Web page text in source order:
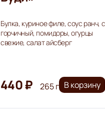
Булка, куриное филе, соус ранч,
горчичный, помидоры, огурцы
свежие, салат айсберг
440 ₽ 265 г В корзину